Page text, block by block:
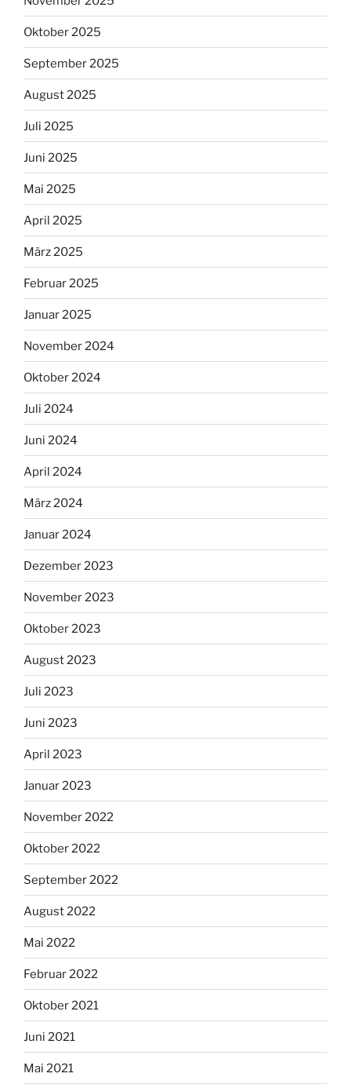
Oktober 2025
September 2025
August 2025
Juli 2025
Juni 2025
Mai 2025
April 2025
März 2025
Februar 2025
Januar 2025
November 2024
Oktober 2024
Juli 2024
Juni 2024
April 2024
März 2024
Januar 2024
Dezember 2023
November 2023
Oktober 2023
August 2023
Juli 2023
Juni 2023
April 2023
Januar 2023
November 2022
Oktober 2022
September 2022
August 2022
Mai 2022
Februar 2022
Oktober 2021
Juni 2021
Mai 2021